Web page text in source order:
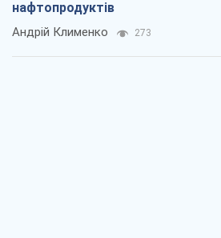
нафтопродуктів
Андрій Клименко 273